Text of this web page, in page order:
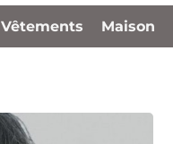
Vêtements Maison